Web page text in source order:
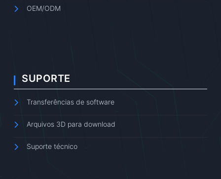
OEM/ODM
SUPORTE
Transferências de software
Arquivos 3D para download
Suporte técnico